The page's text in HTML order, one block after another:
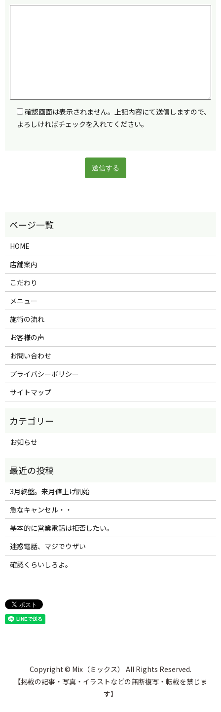
確認画面は表示されません。上記内容にて送信しますので、
よろしければチェックを入れてください。
HOME
店舗案内
こだわり
メニュー
施術の流れ
お客様の声
お問い合わせ
プライバシーポリシー
サイトマップ
お知らせ
3月終盤。来月値上げ開始
急なキャンセル・・
基本的に営業電話は拒否したい。
迷惑電話、マジでウザい
確認くらいしろよ。
Copyright © Mix（ミックス） All Rights Reserved.
【掲載の記事・写真・イラストなどの無断複写・転載を禁じま
す】